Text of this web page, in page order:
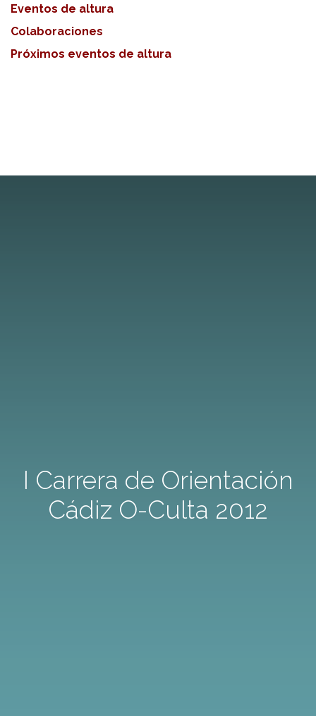
Eventos de altura
Colaboraciones
Próximos eventos de altura
I Carrera de Orientación
Cádiz O-Culta 2012